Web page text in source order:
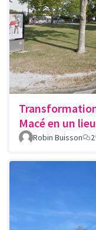
Macé en un
Robin Buisson
2